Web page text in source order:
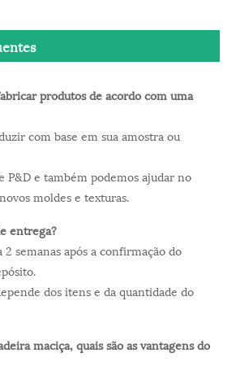
produtos de acordo com uma
com base em sua amostra ou
P&D e também podemos ajudar no
moldes e texturas.
entrega?
semanas após a confirmação do
dos itens e da quantidade do
maciça, quais são as vantagens do